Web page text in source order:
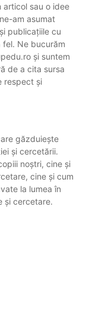
sau o idee
am asumat
publicațiile cu
Ne bucurăm
și suntem
de a cita sursa
respect și
găzduiește
și cercetării.
noștri, cine și
cine și cum
la lumea în
și cercetare.